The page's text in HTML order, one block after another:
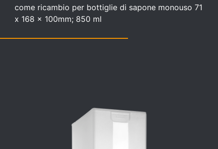
come ricambio per bottiglie di sapone monouso 71
x 168 x 100mm; 850 ml